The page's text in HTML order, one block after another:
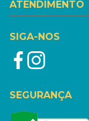
ATENDIMENTO
SIGA-NOS
SEGURANÇA